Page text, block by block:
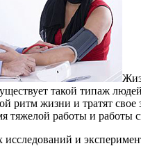
такой типаж
ритм жизни и тратят
тяжелой работы и
и